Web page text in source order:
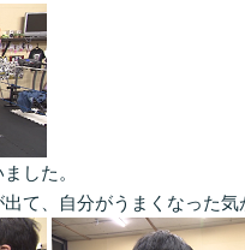
した。
て、自分がうまくなった気